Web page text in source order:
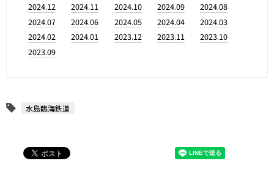
2024.12
2024.11 2024.10 2024.09
2024.08
2024.07
2024.06 2024.05 2024.04
2024.03
2024.02
2024.01 2023.12 2023.11
2023.10
2023.09
水島臨海鉄道